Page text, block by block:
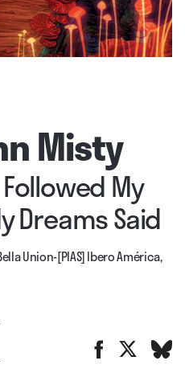
Misty
My
Dreams Said
Union-[PIAS] Ibero América,